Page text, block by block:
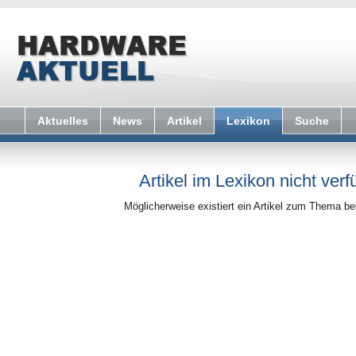
Aktuelles News Artikel Lexikon Suche
Artikel im Lexikon nicht
Möglicherweise existiert ein Artikel zum Thema